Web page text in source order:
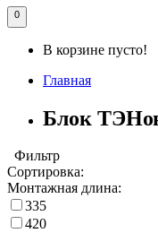
0
В корзине пусто!
Главная
Блок
Фильтр
Сортировка:
Монтажная длина:
335
420